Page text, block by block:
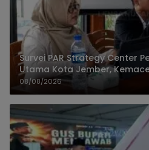
Survei PAR Strategy Center
Utama Kota Jember,
08/08/2026